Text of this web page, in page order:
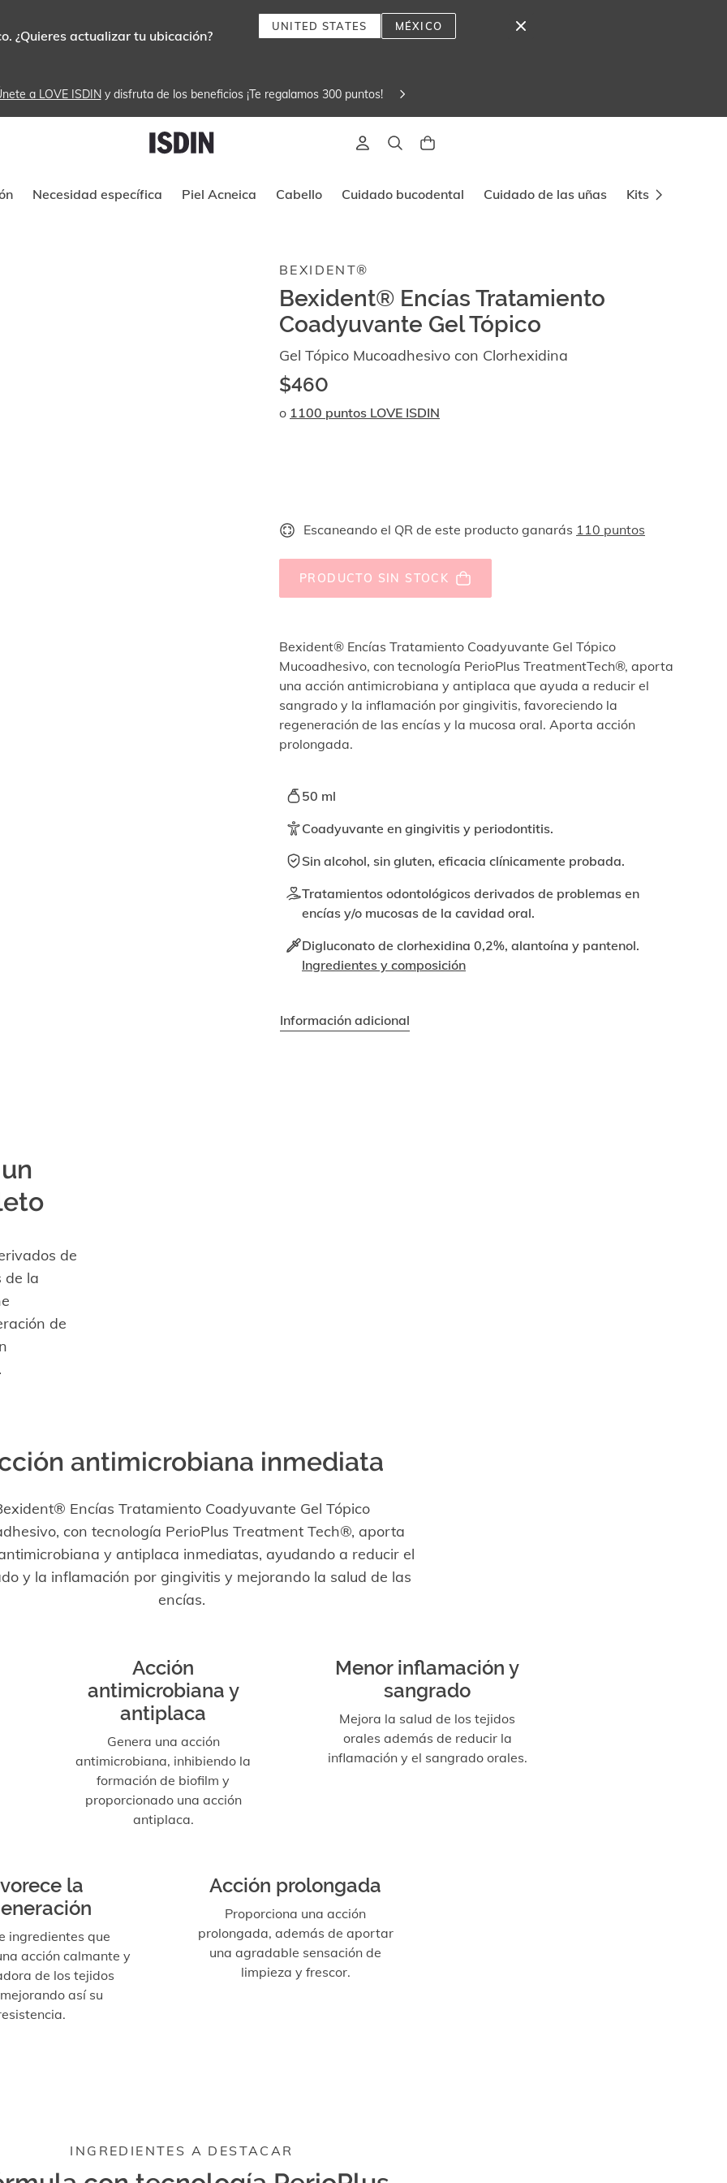
¿Quieres actualizar tu ubicación?
UNITED STATES MÉXICO
a LOVE ISDIN y disfruta de los beneficios ¡Te regalamos 300 puntos!
Instrucciones de navegación por teclado
Necesidad específica Piel Acneica Cabello Cuidado bucodental Cuidado de las uñas Kits y viajes
BEXIDENT®
Bexident® Encías Tratamiento
Coadyuvante Gel Tópico
Gel Tópico Mucoadhesivo con Clorhexidina
$460
o 1100 puntos LOVE ISDIN
Escaneando el QR de este producto ganarás 110 puntos
PRODUCTO SIN STOCK
Bexident® Encías Tratamiento Coadyuvante Gel Tópico
Mucoadhesivo, con tecnología PerioPlus TreatmentTech®, aporta
una acción antimicrobiana y antiplaca que ayuda a reducir el
sangrado y la inflamación por gingivitis, favoreciendo la
regeneración de las encías y la mucosa oral. Aporta acción
prolongada.
50 ml
Coadyuvante en gingivitis y periodontitis.
Sin alcohol, sin gluten, eficacia clínicamente probada.
Tratamientos odontológicos derivados de problemas en
encías y/o mucosas de la cavidad oral.
Digluconato de clorhexidina 0,2%, alantoína y pantenol.
Ingredientes y composición
Información adicional
de
de la
de
antimicrobiana inmediata
Encías Tratamiento Coadyuvante Gel Tópico
con tecnología PerioPlus Treatment Tech®, aporta
y antiplaca inmediatas, ayudando a reducir el
y la inflamación por gingivitis y mejorando la salud de las
encías.
Acción
antimicrobiana y
antiplaca
Genera una acción
antimicrobiana, inhibiendo la
formación de biofilm y
proporcionado una acción
antiplaca.
Menor inflamación y
sangrado
Mejora la salud de los tejidos
orales además de reducir la
inflamación y el sangrado orales.
la
ingredientes que
acción calmante y
de los tejidos
así su
Acción prolongada
Proporciona una acción
prolongada, además de aportar
una agradable sensación de
limpieza y frescor.
INGREDIENTES A DESTACAR